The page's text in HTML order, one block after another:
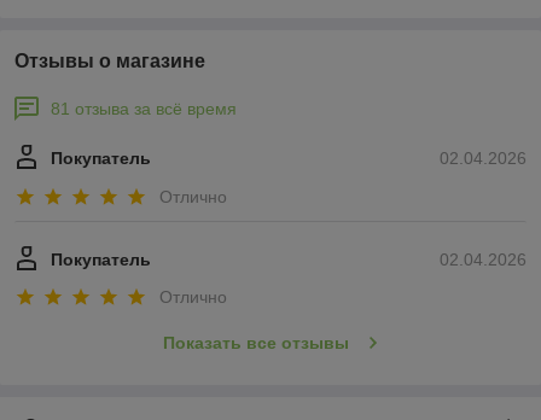
Отзывы о магазине
81 отзыва за всё время
02.04.2026
Покупатель
Отлично
02.04.2026
Покупатель
Отлично
Показать все отзывы